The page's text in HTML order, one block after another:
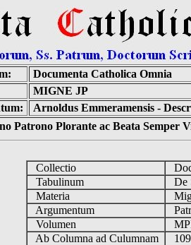
Documenta Catholica Omnia
MIGNE JP
Arnoldus Emmeramensis -
Patrono Plorante ac Beata Semper
Collectio
Tabulinum
De
Materia
Argumentum
Volumen
Ab Columna ad Culumnam